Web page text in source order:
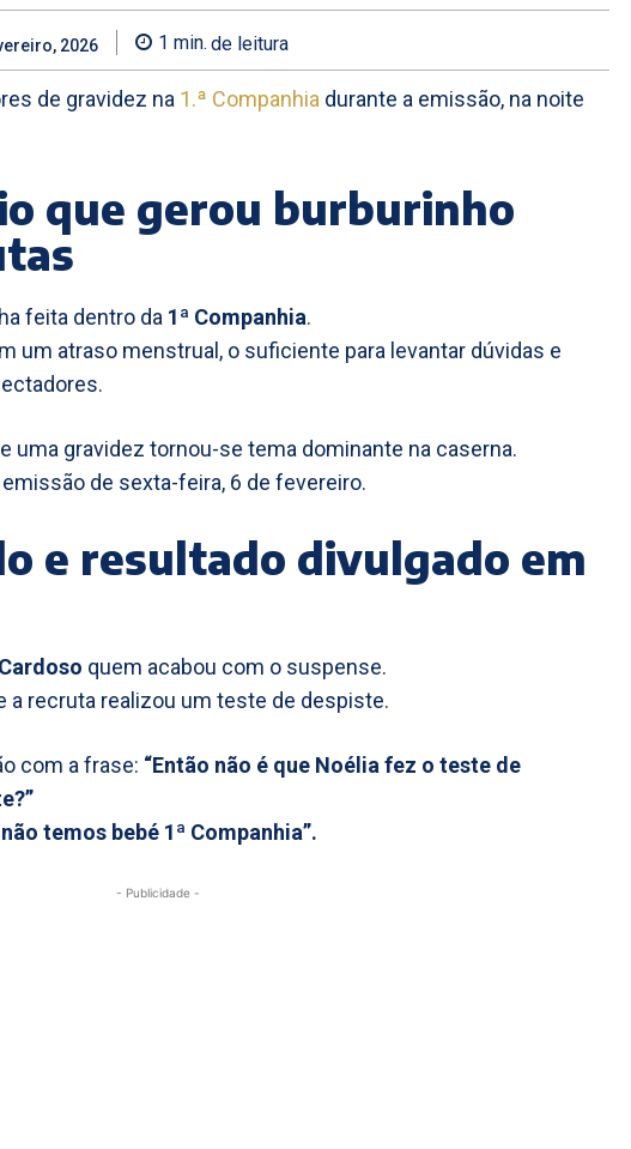
2026 1 min. de leitura
de gravidez na 1.ª Companhia durante a emissão, na noite
que gerou burburinho
feita dentro da 1ª Companhia.
um atraso menstrual, o suficiente para levantar dúvidas e
uma gravidez tornou-se tema dominante na caserna.
de sexta-feira, 6 de fevereiro.
e resultado divulgado em
quem acabou com o suspense.
a recruta realizou um teste de despiste.
com a frase: “Então não é que Noélia fez o teste de
temos bebé 1ª Companhia”.
- Publicidade -